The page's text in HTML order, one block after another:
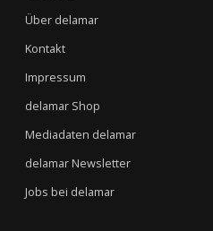
Über delamar
Kontakt
Impressum
delamar Shop
Mediadaten delamar
delamar Newsletter
Jobs bei delamar